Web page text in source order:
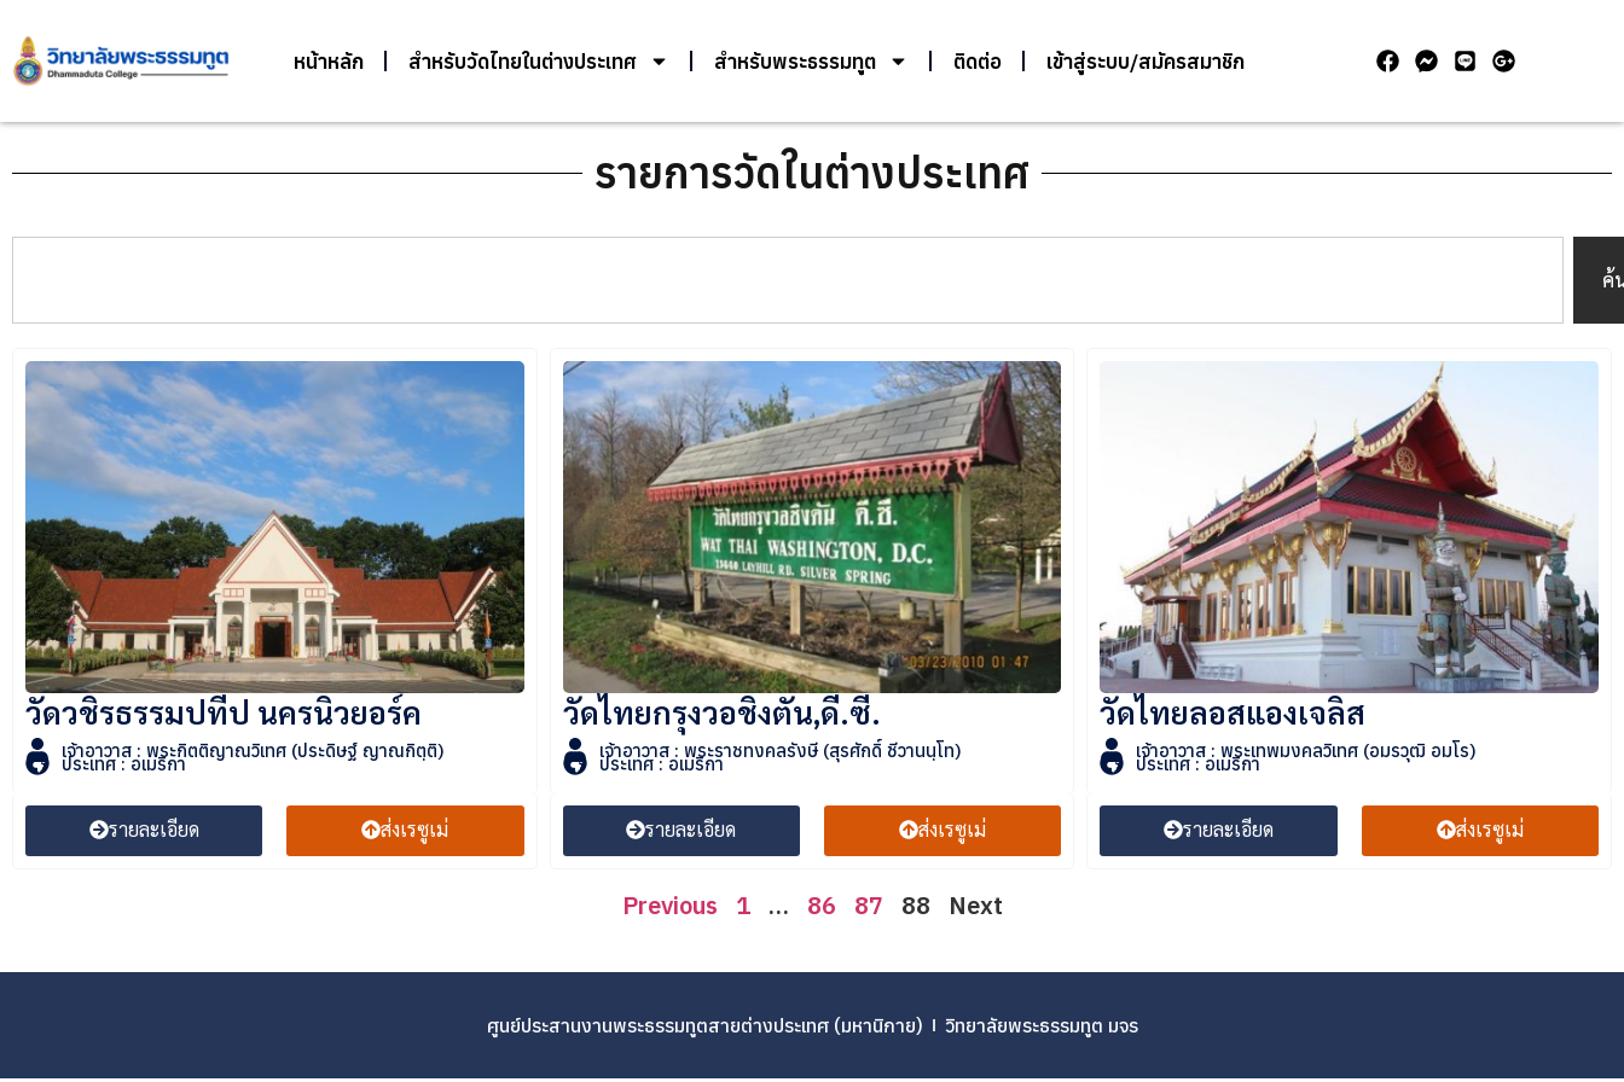
หน้าหลัก สำหรับวัดไทยในต่างประเทศ สำหรับพระธรรมทูต ติดต่อ เข้าสู่ระบบ/สมัครสมาชิก
รายการวัดในต่างประเทศ
ค้
วัดวชิรธรรมปทีป นครนิวยอร์ค
เจ้าอาวาส : พระกิตติญาณวิเทศ (ประดิษฐ์ ญาณกิตฺติ)
ประเทศ : อเมริกา
รายละเอียด ส่งเรซูเม่
วัดไทยกรุงวอชิงตัน,ดี.ซี.
เจ้าอาวาส : พระราชทงคลรังษี (สุรศักดิ์ ชีวานนฺโท)
ประเทศ : อเมริกา
รายละเอียด ส่งเรซูเม่
วัดไทยลอสแองเจลิส
เจ้าอาวาส : พระเทพมงคลวิเทศ (อมรวุฒิ อมโร)
ประเทศ : อเมริกา
รายละเอียด ส่งเรซูเม่
Previous 1 … 86 87 88 Next
ศูนย์ประสานงานพระธรรมทูตสายต่างประเทศ (มหานิกาย) วิทยาลัยพระธรรมทูต มจร